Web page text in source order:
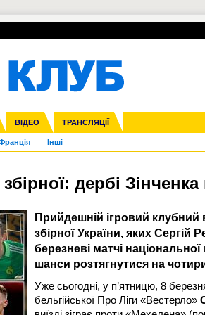
ВІДЕО ТРАНСЛЯЦІЇ
ліга Кубок України Молодіжка
Ліга націй Ліга конференцій
Інші
ЧЄ-2015 (U-21)
УПЛ-ПЕРЕХОДИ
збірної: дербі
Прийдешній ігровий клубний
збірної України, яких Сергій
березневі матчі
шанси розтягнутися на
Уже сьогодні, у п’ятницю, 8
бельгійської Про Ліги «Вестерло»